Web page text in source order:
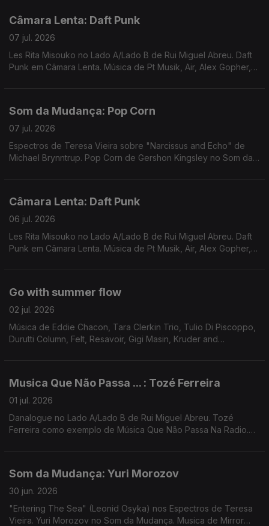
Câmara Lenta: Daft Punk
07 jul. 2026
Les Rita Misouko no Lado A/Lado B de Rui Miguel Abreu. Daft
Punk em Câmara Lenta. Música de Pt Musik, Air, Alex Gopher,
Som da Mudança: Pop Corn
07 jul. 2026
Espectros de Teresa Vieira sobre "Narcissus and Echo" de
Michael Brynntrup. Pop Corn de Gershon Kingsley no Som da
Câmara Lenta: Daft Punk
06 jul. 2026
Les Rita Misouko no Lado A/Lado B de Rui Miguel Abreu. Daft
Punk em Câmara Lenta. Música de Pt Musik, Air, Alex Gopher,
Go with summer flow
02 jul. 2026
Música de Eddie Chacon, Tara Clerkin Trio, Tulio Di Piscoppo,
Durutti Column, Felt, Resavoir, Gigi Masin, Kruder and
Musica Que Não Passa ... : Tozé Ferreira
01 jul. 2026
Danalogue no Lado A/Lado B de Rui Miguel Abreu. Tozé
Ferreira como exemplo de Música Que Não Passa Na Radio.
Som da Mudança: Yuri Morozov
30 jun. 2026
"Entering The Sea" (Leonid Osyka) nos Espectros de Teresa
Vieira. Yuri Morozov no Som da Mudança. Musica de Mirror